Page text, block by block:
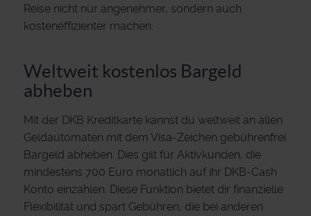
Reise nicht nur angenehmer, sondern auch
kosteneffizienter machen.
Weltweit kostenlos Bargeld
abheben
Mit der DKB Kreditkarte kannst du weltweit an allen
Geldautomaten mit dem Visa-Zeichen gebührenfrei
Bargeld abheben. Dies gilt für Aktivkunden, die
mindestens 700 Euro monatlich auf ihr DKB-Cash
Konto einzahlen. Diese Funktion bietet dir finanzielle
Flexibilität und spart Gebühren, die bei anderen